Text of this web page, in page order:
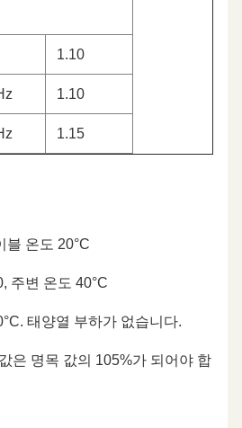
1.10
1.10
1.15
블 온도 20°C
주변 온도 40°C
태양열 부하가 없습니다.
은 명목 값의 105%가 되어야 합